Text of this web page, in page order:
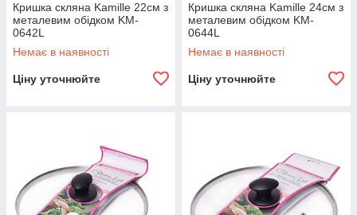
Кришка скляна Kamille 22см з
металевим обідком KM-
0642L
Немає в наявності
Ціну уточнюйте
Кришка скляна Kamille 24см з
металевим обідком KM-
0644L
Немає в наявності
Ціну уточнюйте